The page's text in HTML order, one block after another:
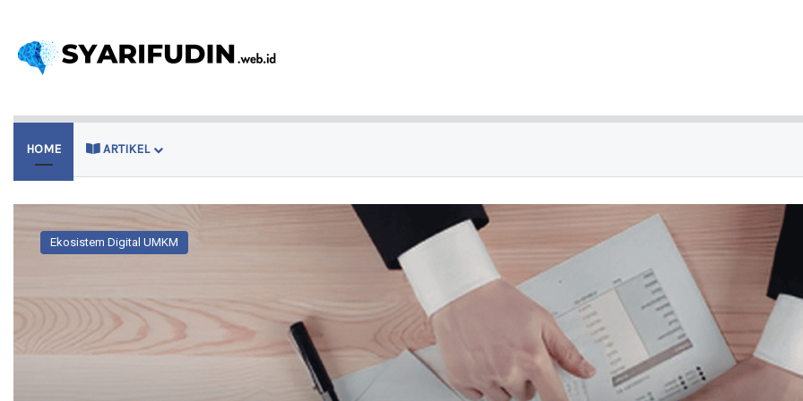
HOME ARTIKEL
Ekosistem Digital UMKM